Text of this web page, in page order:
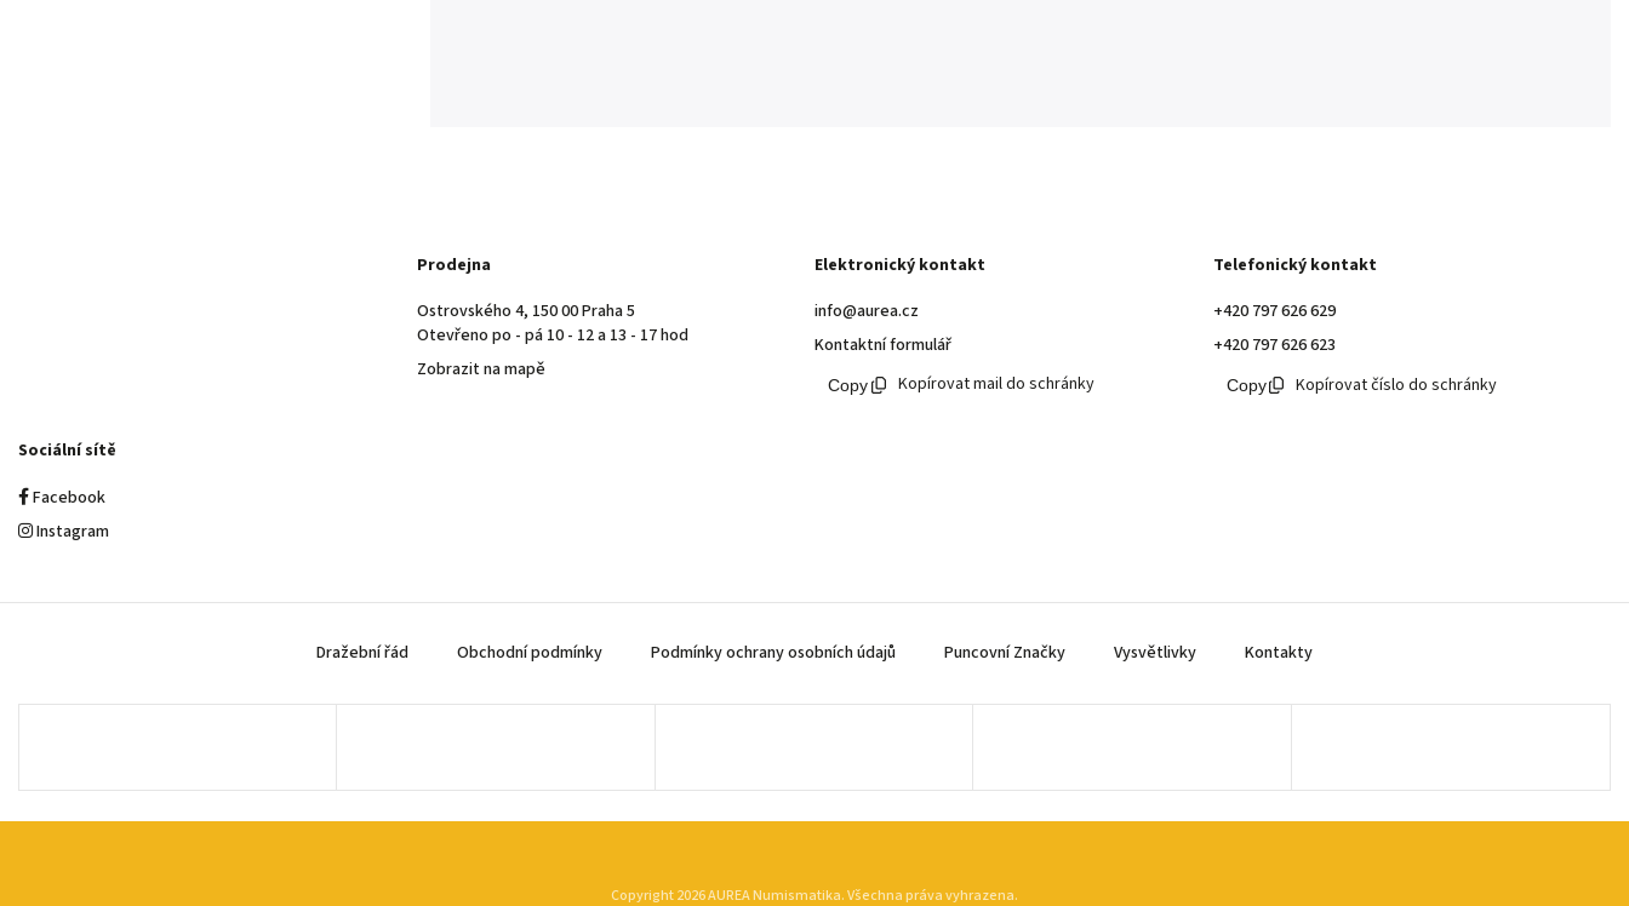
Prodejna
Ostrovského 4, 150 00 Praha 5
Otevřeno po - pá 10 - 12 a 13 - 17 hod
Zobrazit na mapě
Elektronický kontakt
info@aurea.cz
Kontaktní formulář
Kopírovat mail do schránky
Telefonický kontakt
+420 797 626 629
+420 797 626 623
Kopírovat číslo do schránky
Sociální sítě
Facebook
Instagram
Dražební řád Obchodní podmínky Podmínky ochrany osobních údajů Puncovní Značky Vysvětlivky Kontakty
Copyright 2026AUREA Numismatika. Všechna práva vyhrazena.